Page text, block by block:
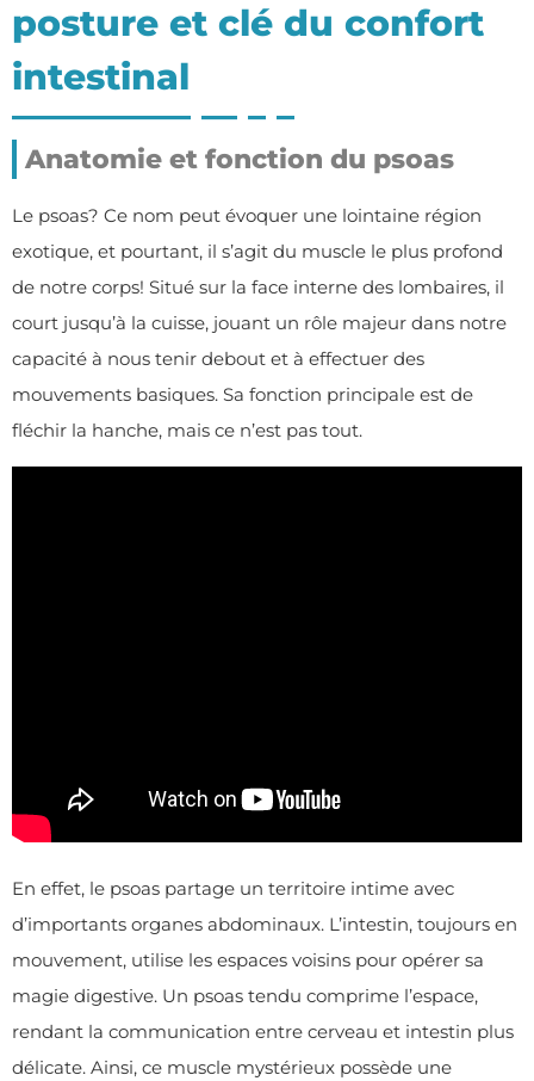
posture et clé du confort
intestinal
Anatomie et fonction du psoas
Le psoas? Ce nom peut évoquer une lointaine région
exotique, et pourtant, il s’agit du muscle le plus profond
de notre corps! Situé sur la face interne des lombaires, il
court jusqu’à la cuisse, jouant un rôle majeur dans notre
capacité à nous tenir debout et à effectuer des
mouvements basiques. Sa fonction principale est de
fléchir la hanche, mais ce n’est pas tout.
En effet, le psoas partage un territoire intime avec
d’importants organes abdominaux. L’intestin, toujours en
mouvement, utilise les espaces voisins pour opérer sa
magie digestive. Un psoas tendu comprime l’espace,
rendant la communication entre cerveau et intestin plus
délicate. Ainsi, ce muscle mystérieux possède une